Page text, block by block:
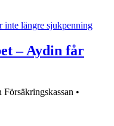
– Aydin får
•